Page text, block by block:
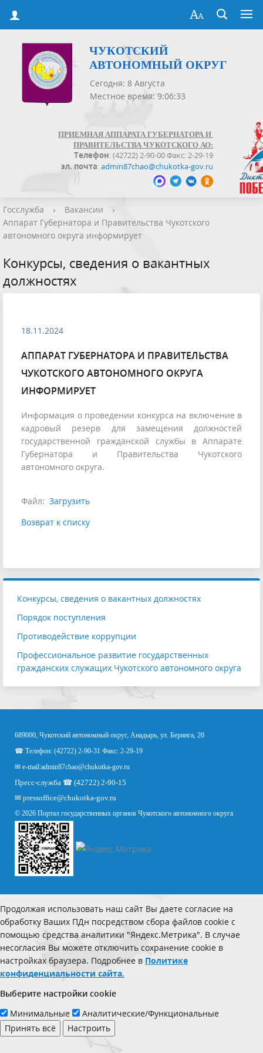
ЧУКОТСКИЙ
АВТОНОМНЫЙ ОКРУГ
Сегодня: 8 Августа
Местное время: 9:06:33
ПРИЕМНАЯ АППАРАТА ГУБЕРНАТОРА И
ПРАВИТЕЛЬСТВА ЧУКОТСКОГО АО:
Телефон: (42722) 2-90-00 Факс: 2-29-19
эл. почта:admin87chao@chukotka-gov.ru
Госслужба › Вакансии
›
Аппарат Губернатора и Правительства Чукотского
автономного округа информирует
Конкурсы, сведения о вакантных
должностях
18.11.2024
АППАРАТ ГУБЕРНАТОРА И ПРАВИТЕЛЬСТВА
ЧУКОТСКОГО АВТОНОМНОГО ОКРУГА
ИНФОРМИРУЕТ
Информация о проведении конкурса на включение в
кадровый резерв для замещения должностей
государственной гражданской службы в Аппарате
Губернатора и Правительства Чукотского
автономного округа.
Файл: Загрузить
Возврат к списку
Конкурсы, сведения о вакантных должностях
Порядок поступления
Противодействие коррупции
Профессиональное развитие государственных
гражданских служащих Чукотского автономного округа
689000, Чукотский автономный округ, Анадырь, ул. Беринга, 20
☎ Телефон: (42722) 2-90-31 Факс: 2-29-19
✉ e-mail:admin87chao@chukotka-gov.ru
Пресс-служба ☎ (42722) 2-90-15
✉ pressoffice@chukotka-gov.ru
© 2026 Портал государственных органов Чукотского автономного округа
Продолжая использовать наш сайт Вы даете согласие на
обработку Ваших ПДн посредством сбора файлов cookie с
помощью средства аналитики "Яндекс.Метрика". В случае
несогласия Вы можете отключить сохранение cookie в
настройках браузера. Подробнее в Политике
конфиденциальности сайта.
Выберите настройки cookie
Минимальные
Аналитические/Функциональные
Принять всё
Настроить